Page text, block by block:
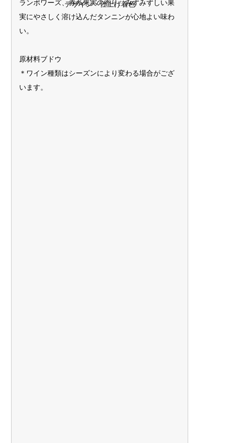
ランボワーズ、赤系果実の香り、みずみずしい果
実にやさしく溶け込んだタンニンが心地よい味わ
い。
原材料ブドウ
＊ワイン種類はシーズンにより変わる場合がござ
います。
デザイン・仕上げ着色